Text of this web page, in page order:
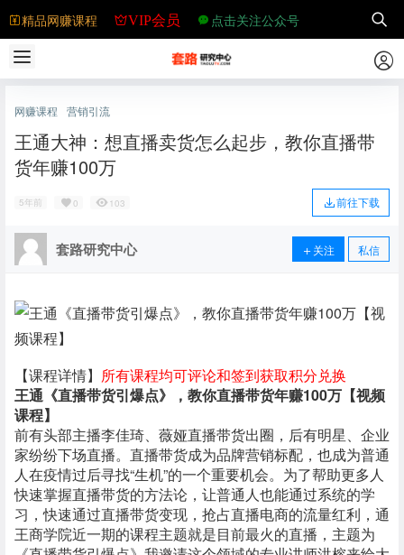
精品网赚课程 VIP会员 点击关注公众号
网赚课程 营销引流
王通大神：想直播卖货怎么起步，教你直播带
货年赚100万
5年前 0 103 前往下载
套路研究中心 关注 私信
【课程详情】 所有课程均可评论和签到获取积分兑换
王通《直播带货引爆点》，教你直播带货年赚100万【视频
课程】
前有头部主播李佳琦、薇娅直播带货出圈，后有明星、企业
家纷纷下场直播。直播带货成为品牌营销标配，也成为普通
人在疫情过后寻找“生机”的一个重要机会。为了帮助更多人
快速掌握直播带货的方法论，让普通人也能通过系统的学
习，快速通过直播带货变现，抢占直播电商的流量红利，通
王商学院近一期的课程主题就是目前最火的直播，主题为